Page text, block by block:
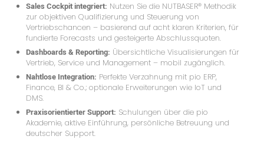
Sales Cockpit integriert: Nutzen Sie die NUTBASER® Methodik
zur objektiven Qualifizierung und Steuerung von
Vertriebschancen – basierend auf acht klaren Kriterien, für
fundierte Forecasts und gesteigerte Abschlussquoten.
Dashboards & Reporting: Übersichtliche Visualisierungen für
Vertrieb, Service und Management – mobil zugänglich.
Nahtlose Integration: Perfekte Verzahnung mit pio ERP,
Finance, BI & Co.; optionale Erweiterungen wie IoT und
DMS.
Praxisorientierter Support: Schulungen über die pio
Akademie, aktive Einführung, persönliche Betreuung und
deutscher Support.